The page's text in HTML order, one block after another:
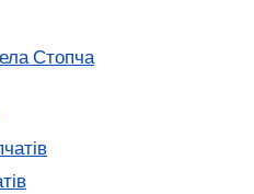
Стопча